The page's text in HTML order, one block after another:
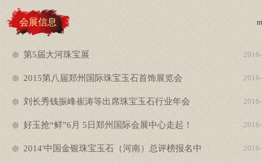
会展信息
第5届大河珠宝展
2015第八届郑州国际珠宝玉石首饰展览会
刘长秀钱振峰崔涛等出席珠宝玉石行业年会
好玉抢“鲜”6月 5日郑州国际会展中心走起！
2014'中国金银珠宝玉石（河南）总评榜报名中